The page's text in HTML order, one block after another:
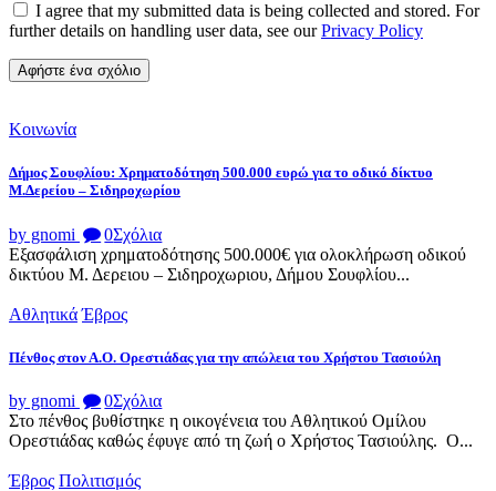
I agree that my submitted data is being collected and stored. For
further details on handling user data, see ourPrivacy Policy
Κοινωνία
Δήμος Σουφλίου: Χρηματοδότηση 500.000 ευρώ για το οδικό δίκτυο
Μ.Δερείου – Σιδηροχωρίου
by gnomi 0Σχόλια
Εξασφάλιση χρηματοδότησης 500.000€ για ολοκλήρωση οδικού
δικτύου Μ. Δερειου – Σιδηροχωριου, Δήμου Σουφλίου...
Αθλητικά Έβρος
Πένθος στον Α.Ο. Ορεστιάδας για την απώλεια του Χρήστου Τασιούλη
by gnomi 0Σχόλια
Στο πένθος βυθίστηκε η οικογένεια του Αθλητικού Ομίλου
Ορεστιάδας καθώς έφυγε από τη ζωή ο Χρήστος Τασιούλης. Ο...
Έβρος Πολιτισμός